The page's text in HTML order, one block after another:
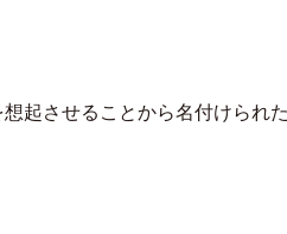
起させることから名付けられ